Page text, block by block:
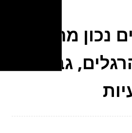
נכון מהיום
גבולות